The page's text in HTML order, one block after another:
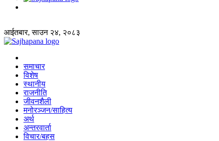
आईतबार, साउन २४, २०८३
समाचार
विशेष
स्थानीय
राजनीति
जीवनशैली
मनोरञ्जन/साहित्य
अर्थ
अन्तरवार्ता
विचार/बहस